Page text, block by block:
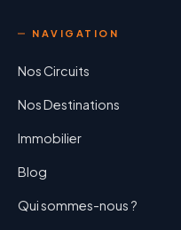
NAVIGATION
Nos Circuits
Nos Destinations
Immobilier
Blog
Qui sommes-nous ?